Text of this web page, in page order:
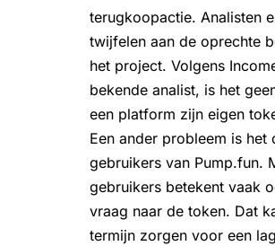
terugkoopactie. Analisten
twijfelen aan de oprechte
het project. Volgens
bekende analist, is het
een platform zijn eigen
Een ander probleem is het
gebruikers van Pump.fun.
gebruikers betekent vaak
vraag naar de token. Dat
termijn zorgen voor een